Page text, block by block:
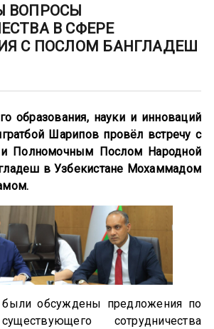
ВОПРОСЫ
В СФЕРЕ
С ПОСЛОМ БАНГЛАДЕШ
образования, науки и инноваций
Шарипов провёл встречу с
Полномочным Послом Народной
в Узбекистане Мохаммадом
были обсуждены предложения по
сотрудничества